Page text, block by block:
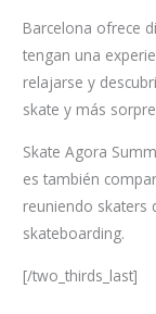
Barcelona ofrece
tengan una
relajarse y
skate y más
Skate Agora
es también
reuniendo skaters
skateboarding.
[/two_thirds_last]